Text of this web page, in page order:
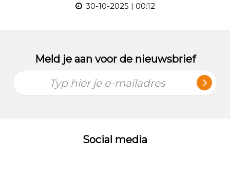
30-10-2025 | 00:12
Meld je aan voor de nieuwsbrief
Typ hier je e-mailadres
Social media